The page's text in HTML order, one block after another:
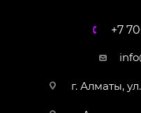
+7
г. Алматы,